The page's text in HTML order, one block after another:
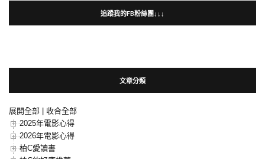
追蹤我的FB粉絲團↓↓↓
文章分類
展開全部
收合全部
2025年電影心得
2026年電影心得
柏C愛讀書